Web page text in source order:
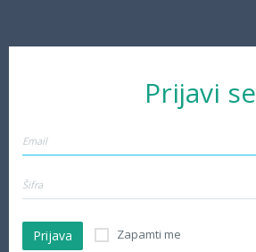
Prijavi se
Prijava Zapamti me